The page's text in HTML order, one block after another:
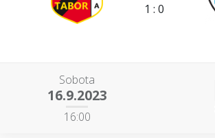
1 : 0
Sobota
16.9.2023
16:00